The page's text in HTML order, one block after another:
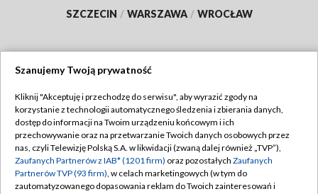
SZCZECIN / WARSZAWA / WROCŁAW
TVP
Abonament TVP
Emisja w TVP
Centrum informacji TVP
Regulamin TVP
Polityka prywatności
Moje zgody
Szanujemy Twoją prywatność
Kliknij "Akceptuję i przechodzę do serwisu", aby wyrazić zgody na
korzystanie z technologii automatycznego śledzenia i zbierania danych,
dostęp do informacji na Twoim urządzeniu końcowym i ich
przechowywanie oraz na przetwarzanie Twoich danych osobowych przez
nas, czyli Telewizję Polską S.A. w likwidacji (zwaną dalej również „TVP”),
Zaufanych Partnerów z IAB* (1201 firm) oraz pozostałych Zaufanych
Partnerów TVP (93 firm), w celach marketingowych (w tym do
zautomatyzowanego dopasowania reklam do Twoich zainteresowań i